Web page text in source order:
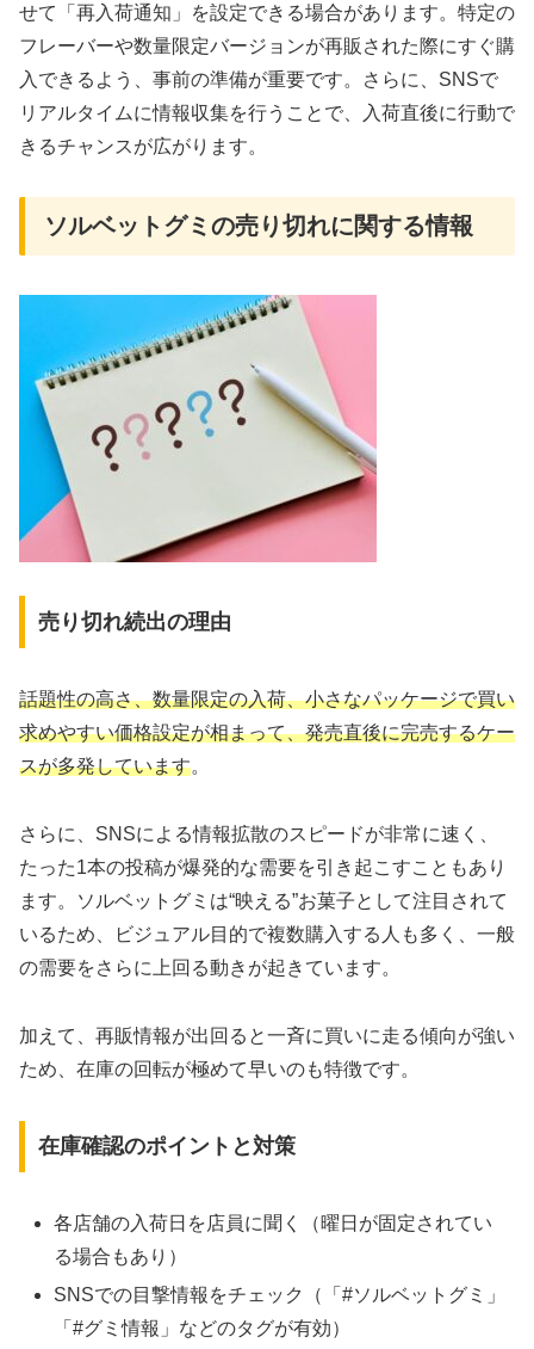
せて「再入荷通知」を設定できる場合があります。特定の
フレーバーや数量限定バージョンが再販された際にすぐ購
入できるよう、事前の準備が重要です。さらに、SNSで
リアルタイムに情報収集を行うことで、入荷直後に行動で
きるチャンスが広がります。
ソルベットグミの売り切れに関する情報
売り切れ続出の理由
話題性の高さ、数量限定の入荷、小さなパッケージで買い
求めやすい価格設定が相まって、発売直後に完売するケー
スが多発しています。
さらに、SNSによる情報拡散のスピードが非常に速く、
たった1本の投稿が爆発的な需要を引き起こすこともあり
ます。ソルベットグミは“映える”お菓子として注目されて
いるため、ビジュアル目的で複数購入する人も多く、一般
の需要をさらに上回る動きが起きています。
加えて、再販情報が出回ると一斉に買いに走る傾向が強い
ため、在庫の回転が極めて早いのも特徴です。
在庫確認のポイントと対策
各店舗の入荷日を店員に聞く（曜日が固定されてい
る場合もあり）
SNSでの目撃情報をチェック（「#ソルベットグミ」
「#グミ情報」などのタグが有効）